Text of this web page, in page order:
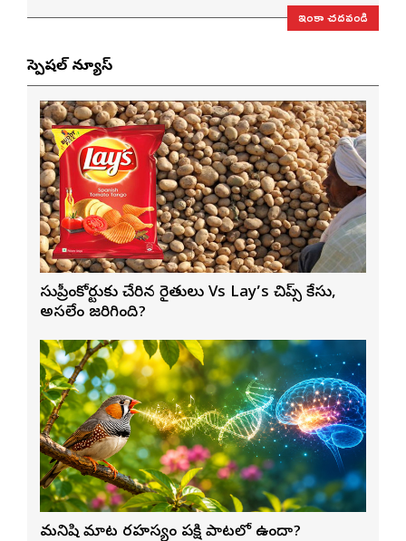
ఇంకా చదవండి
స్పెషల్ న్యూస్
సుప్రీంకోర్టుకు చేరిన రైతులు Vs Lay’s చిప్స్‌ కేసు,
అసలేం జరిగింది?
మనిషి మాట రహస్యం పక్షి పాటలో ఉందా?